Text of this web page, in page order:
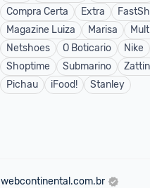
Compra Certa
Extra
Magazine Luiza
Marisa
Netshoes
O Boticario Nike
Shoptime
Submarino
Pichau
iFood! Stanley
webcontinental.com.br